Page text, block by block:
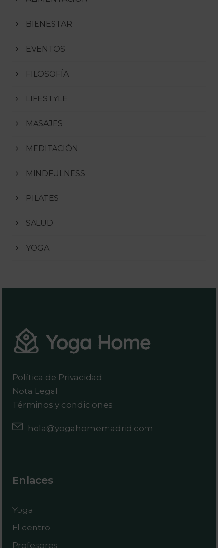
BIENESTAR
EVENTOS
FILOSOFÍA
LIFESTYLE
MASAJES
MEDITACIÓN
MINDFULNESS
PILATES
SALUD
YOGA
Política de Privacidad
Nota Legal
Términos y condiciones
hola@yogahomemadrid.com
Enlaces
Yoga
El centro
Profesores